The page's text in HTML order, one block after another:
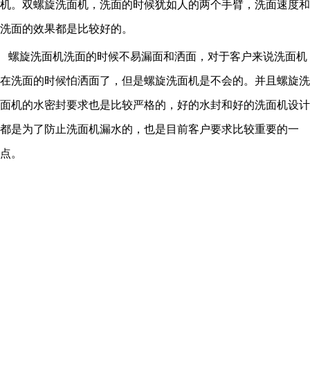
机。双螺旋洗面机，洗面的时候犹如人的两个手臂，洗面速度和
洗面的效果都是比较好的。
螺旋洗面机洗面的时候不易漏面和洒面，对于客户来说洗面机
在洗面的时候怕洒面了，但是螺旋洗面机是不会的。并且螺旋洗
面机的水密封要求也是比较严格的，好的水封和好的洗面机设计
都是为了防止洗面机漏水的，也是目前客户要求比较重要的一
点。